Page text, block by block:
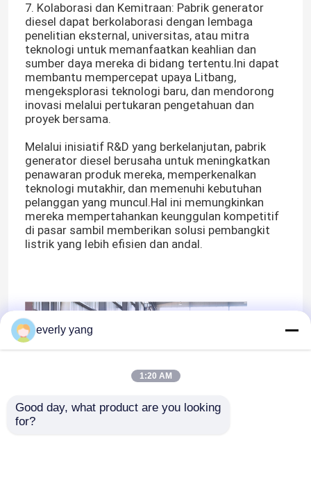
7. Kolaborasi dan Kemitraan: Pabrik generator
diesel dapat berkolaborasi dengan lembaga
penelitian eksternal, universitas, atau mitra
teknologi untuk memanfaatkan keahlian dan
sumber daya mereka di bidang tertentu.Ini dapat
membantu mempercepat upaya Litbang,
mengeksplorasi teknologi baru, dan mendorong
inovasi melalui pertukaran pengetahuan dan
proyek bersama.
Melalui inisiatif R&D yang berkelanjutan, pabrik
generator diesel berusaha untuk meningkatkan
penawaran produk mereka, memperkenalkan
teknologi mutakhir, dan memenuhi kebutuhan
pelanggan yang muncul.Hal ini memungkinkan
mereka mempertahankan keunggulan kompetitif
di pasar sambil memberikan solusi pembangkit
listrik yang lebih efisien dan andal.
everly yang
1:20 AM
Good day, what product are you looking
for?